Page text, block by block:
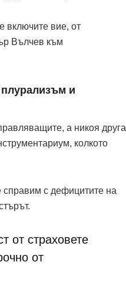
включите вие, от
Вълчев към
и
а никоя друга
колкото
справим с дефицитите на
от страховете
от